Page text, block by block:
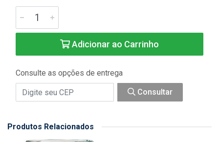
Adicionar ao Carrinho
Consulte as opções de entrega
Consultar
Produtos Relacionados